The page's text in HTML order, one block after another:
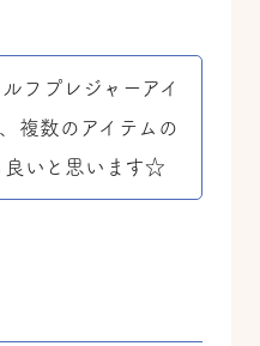
フプレジャーアイ
複数のアイテムの
良いと思います☆